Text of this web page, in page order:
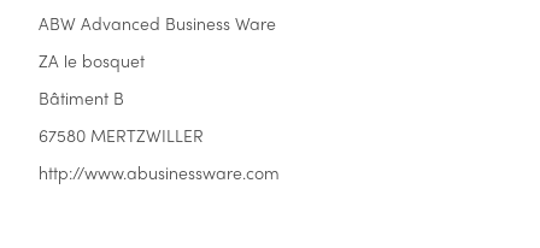
ABW Advanced Business Ware
ZA le bosquet
Bâtiment B
67580 MERTZWILLER
http://www.abusinessware.com